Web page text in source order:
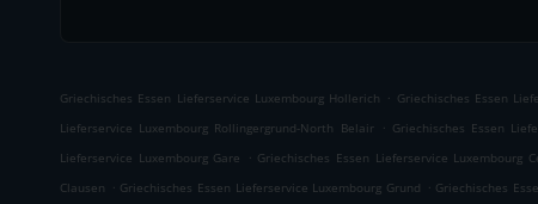
Griechisches Essen Lieferservice Luxembourg Hollerich . Griechisches Essen
Lieferservice Luxembourg Rollingergrund-North Belair . Griechisches Essen
Lieferservice Luxembourg Gare
. Griechisches Essen Lieferservice Luxembourg
Clausen . Griechisches Essen Lieferservice Luxembourg Grund . Griechisches